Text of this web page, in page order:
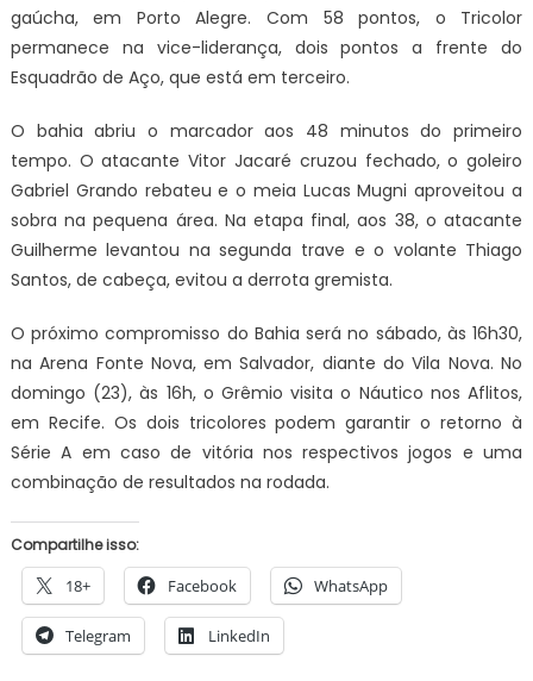
gaúcha, em Porto Alegre. Com 58 pontos, o Tricolor
permanece na vice-liderança, dois pontos a frente do
Esquadrão de Aço, que está em terceiro.
O bahia abriu o marcador aos 48 minutos do primeiro
tempo. O atacante Vitor Jacaré cruzou fechado, o goleiro
Gabriel Grando rebateu e o meia Lucas Mugni aproveitou a
sobra na pequena área. Na etapa final, aos 38, o atacante
Guilherme levantou na segunda trave e o volante Thiago
Santos, de cabeça, evitou a derrota gremista.
O próximo compromisso do Bahia será no sábado, às 16h30,
na Arena Fonte Nova, em Salvador, diante do Vila Nova. No
domingo (23), às 16h, o Grêmio visita o Náutico nos Aflitos,
em Recife. Os dois tricolores podem garantir o retorno à
Série A em caso de vitória nos respectivos jogos e uma
combinação de resultados na rodada.
Compartilhe isso:
18+ Facebook WhatsApp
Telegram LinkedIn